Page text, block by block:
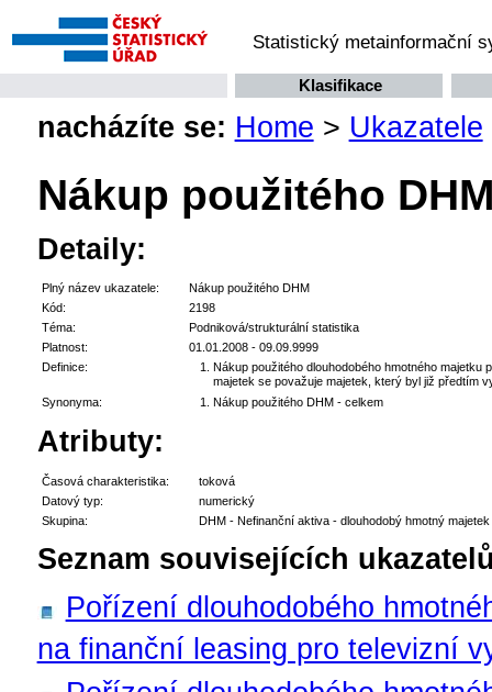
Statistický metainformační
Klasifikace
nacházíte se: Home > Ukazatele
Nákup použitého
Detaily:
Plný název ukazatele:
Nákup použitého DHM
Kód:
2198
Téma:
Podniková/strukturální statistika
Platnost:
01.01.2008 - 09.09.9999
Definice:
Nákup použitého dlouhodobého hmotného
majetek se považuje majetek, který byl již předtím
Synonyma:
Nákup použitého DHM - celkem
Atributy:
Časová charakteristika:
toková
Datový typ:
numerický
Skupina:
DHM - Nefinanční aktiva - dlouhodobý hmotný majetek
Seznam souvisejících
Pořízení dlouhodobého
na finanční leasing pro televizní